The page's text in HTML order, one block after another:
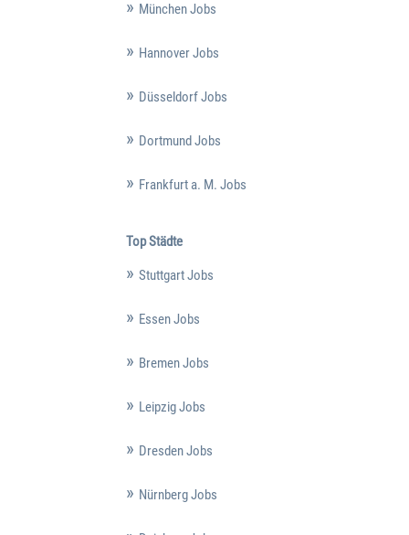
München Jobs
Hannover Jobs
Düsseldorf Jobs
Dortmund Jobs
Frankfurt a. M. Jobs
Top Städte
Stuttgart Jobs
Essen Jobs
Bremen Jobs
Leipzig Jobs
Dresden Jobs
Nürnberg Jobs